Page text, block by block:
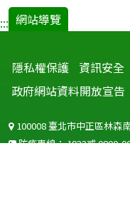
::: 網站導覽
隱私權保護 資訊安全
政府網站資料開放宣告
100008 臺北市中正區林森
防疫專線：1922或0800-